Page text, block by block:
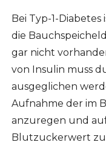
Bei Typ-1-
die
gar nicht
von Insulin muss
ausgeglichen
Aufnahme der im
anzuregen und
Blutzuckerwert zu